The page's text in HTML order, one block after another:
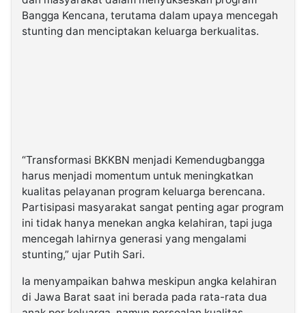
Bangga Kencana, terutama dalam upaya mencegah
stunting dan menciptakan keluarga berkualitas.
“Transformasi BKKBN menjadi Kemendugbangga
harus menjadi momentum untuk meningkatkan
kualitas pelayanan program keluarga berencana.
Partisipasi masyarakat sangat penting agar program
ini tidak hanya menekan angka kelahiran, tapi juga
mencegah lahirnya generasi yang mengalami
stunting,” ujar Putih Sari.
Ia menyampaikan bahwa meskipun angka kelahiran
di Jawa Barat saat ini berada pada rata-rata dua